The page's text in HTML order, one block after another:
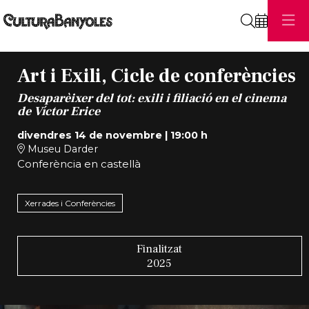
Art i Exili, Cicle de conferències
Desaparèixer del tot: exili i filiació en el cinema
de Víctor Erice
divendres 14 de novembre| 19:00 h
Museu Darder
Conferència en castellà
Xerrades i Conferències
Finalitzat
2025